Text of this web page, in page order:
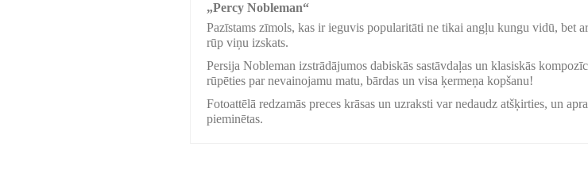
„Percy Nobleman“
Pazīstams zīmols, kas ir ieguvis popularitāti ne tikai angļu kungu vidū,
rūp viņu izskats.
Persija Nobleman izstrādājumos dabiskās sastāvdaļas un klasiskās
rūpēties par nevainojamu matu, bārdas un visa ķermeņa kopšanu!
Fotoattēlā redzamās preces krāsas un uzraksti var nedaudz atšķirties, un
pieminētas.